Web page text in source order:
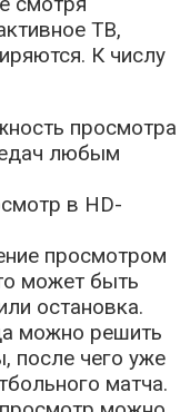
ТВ,
К числу
просмотра
любым
в HD-
просмотром
может быть
остановка.
можно решить
после чего уже
матча.